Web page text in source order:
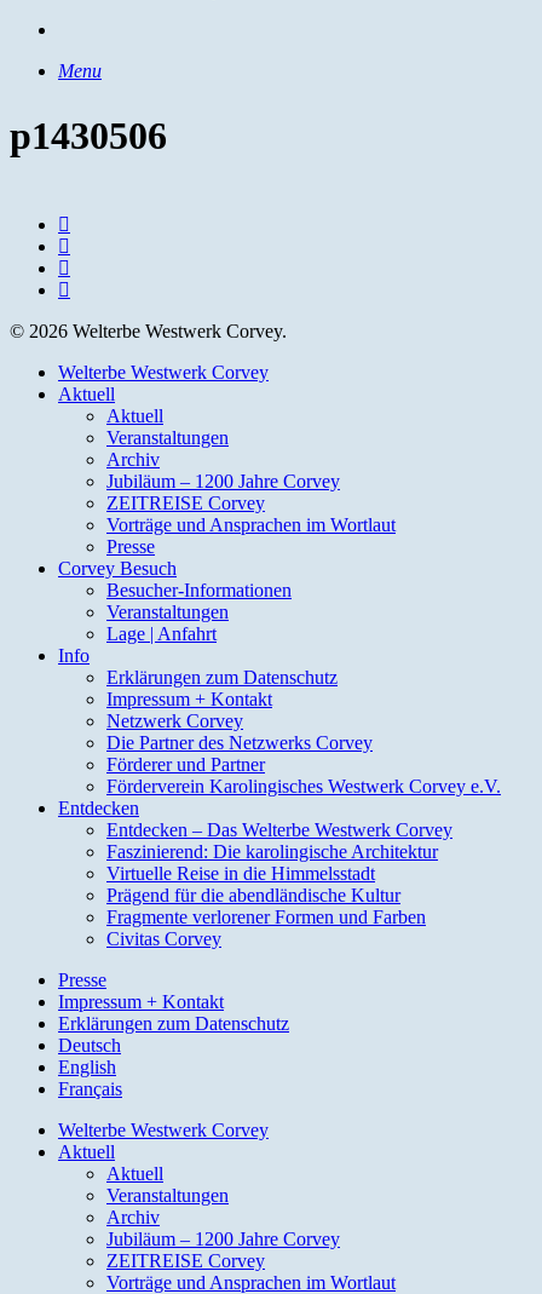
Menu
p1430506
facebook
youtube
instagram
email
© 2026 Welterbe Westwerk Corvey.
Close
Menu
Welterbe Westwerk Corvey
Aktuell
Aktuell
Veranstaltungen
Archiv
Jubiläum – 1200 Jahre Corvey
ZEITREISE Corvey
Vorträge und Ansprachen im Wortlaut
Presse
Corvey Besuch
Besucher-Informationen
Veranstaltungen
Lage | Anfahrt
Info
Erklärungen zum Datenschutz
Impressum + Kontakt
Netzwerk Corvey
Die Partner des Netzwerks Corvey
Förderer und Partner
Förderverein Karolingisches Westwerk Corvey e.V.
Entdecken
Entdecken – Das Welterbe Westwerk Corvey
Faszinierend: Die karolingische Architektur
Virtuelle Reise in die Himmelsstadt
Prägend für die abendländische Kultur
Fragmente verlorener Formen und Farben
Civitas Corvey
Presse
Impressum + Kontakt
Erklärungen zum Datenschutz
Deutsch
English
Français
Welterbe Westwerk Corvey
Aktuell
Aktuell
Veranstaltungen
Archiv
Jubiläum – 1200 Jahre Corvey
ZEITREISE Corvey
Vorträge und Ansprachen im Wortlaut